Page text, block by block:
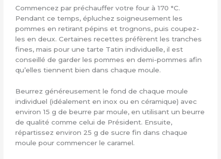
Commencez par préchauffer votre four à 170 °C.
Pendant ce temps, épluchez soigneusement les
pommes en retirant pépins et trognons, puis coupez-
les en deux. Certaines recettes préfèrent les tranches
fines, mais pour une tarte Tatin individuelle, il est
conseillé de garder les pommes en demi-pommes afin
qu’elles tiennent bien dans chaque moule.
Beurrez généreusement le fond de chaque moule
individuel (idéalement en inox ou en céramique) avec
environ 15 g de beurre par moule, en utilisant un beurre
de qualité comme celui de Président. Ensuite,
répartissez environ 25 g de sucre fin dans chaque
moule pour commencer le caramel.